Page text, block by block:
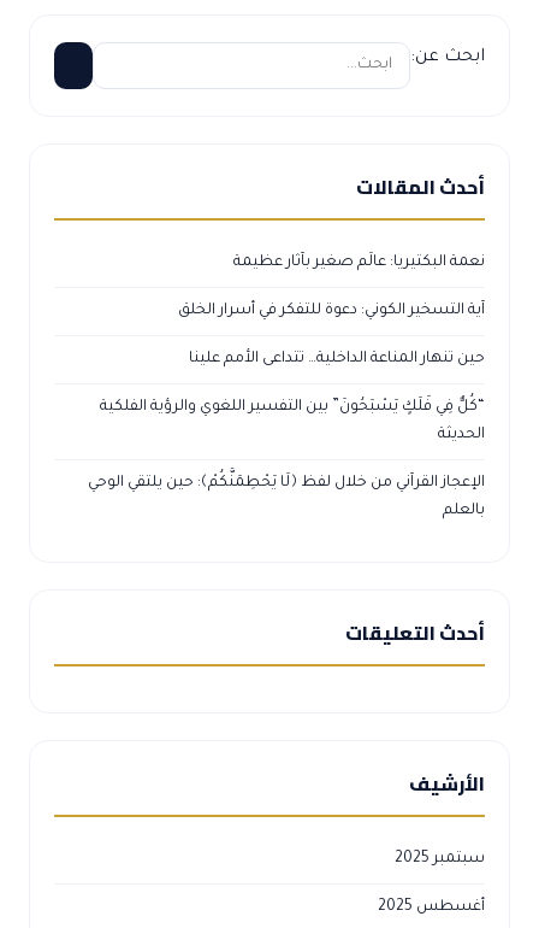
ابحث عن:
أحدث المقالات
نعمة البكتيريا: عالَم صغير بآثار عظيمة
آية التسخير الكوني: دعوة للتفكر في أسرار الخلق
حين تنهار المناعة الداخلية… تتداعى الأمم علينا
“كُلٌّ فِي فَلَكٍ يَسْبَحُونَ” بين التفسير اللغوي والرؤية الفلكية
الحديثة
الإعجاز القرآني من خلال لفظ ﴿لَا يَحْطِمَنَّكُمْ﴾: حين يلتقي الوحي
بالعلم
أحدث التعليقات
الأرشيف
سبتمبر 2025
أغسطس 2025